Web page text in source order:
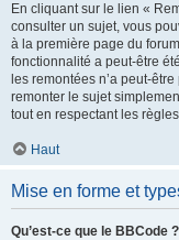
En cliquant sur le lien «
consulter un sujet, vous
à la première page du
fonctionnalité a peut-être
les remontées n’a peut-
remonter le sujet
tout en respectant les
Haut
Mise en forme et
Qu’est-ce que le BBCode ?